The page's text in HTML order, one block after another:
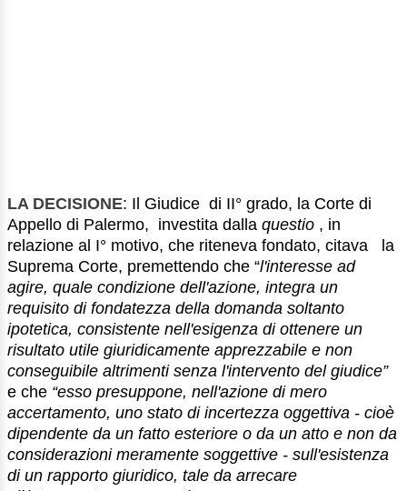
LA DECISIONE: Il Giudice di II° grado, la Corte di
Appello di Palermo, investita dalla questio , in
relazione al I° motivo, che riteneva fondato, citava la
Suprema Corte, premettendo che “l'interesse ad
agire, quale condizione dell'azione, integra un
requisito di fondatezza della domanda soltanto
ipotetica, consistente nell'esigenza di ottenere un
risultato utile giuridicamente apprezzabile e non
conseguibile altrimenti senza l'intervento del giudice”
e che “esso presuppone, nell'azione di mero
accertamento, uno stato di incertezza oggettiva - cioè
dipendente da un fatto esteriore o da un atto e non da
considerazioni meramente soggettive - sull'esistenza
di un rapporto giuridico, tale da arrecare